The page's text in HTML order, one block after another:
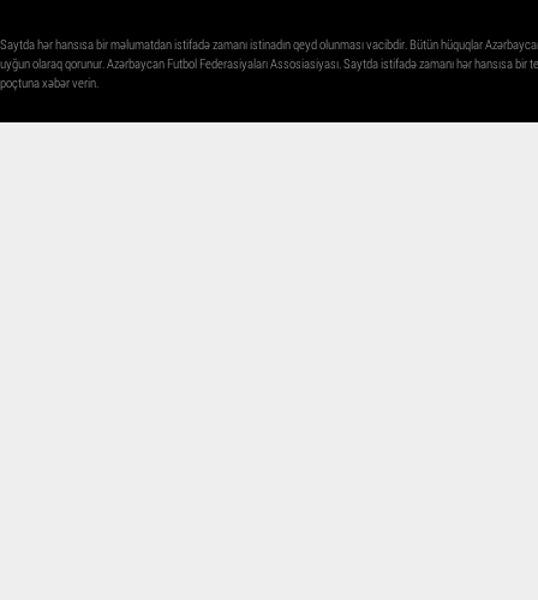
Saytda hər hansısa bir məlumatdan istifadə zamanı istinadın qeyd olunması vacibdir. Bütün hüquqlar
uyğun olaraq qorunur. Azərbaycan Futbol Federasiyaları Assosiasiyası. Saytda istifadə zamanı hər hansısa
poçtuna xəbər verin.